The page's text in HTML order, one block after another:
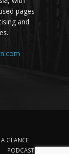
pages
and
GLANCE
PODCAST